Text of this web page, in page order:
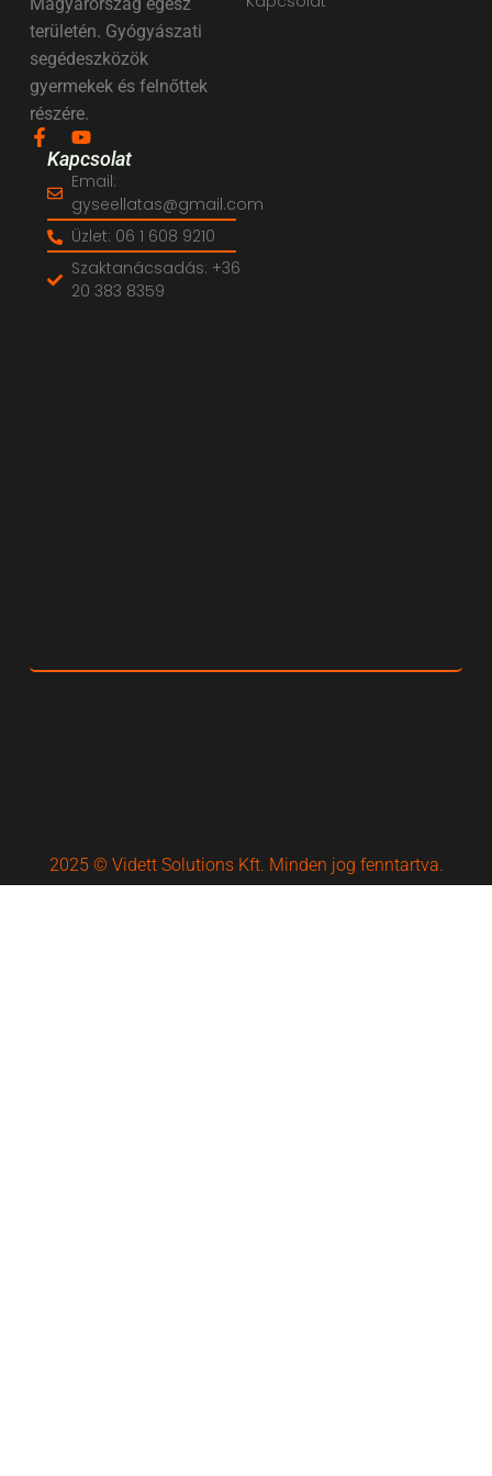
Magyarország egész
területén. Gyógyászati
segédeszközök
gyermekek és felnőttek
részére.
Kapcsolat
Email:
gyseellatas@gmail.com
Üzlet: 06 1 608 9210
Szaktanácsadás: +36
20 383 8359
2025 © Vidett Solutions Kft. Minden jog fenntartva.